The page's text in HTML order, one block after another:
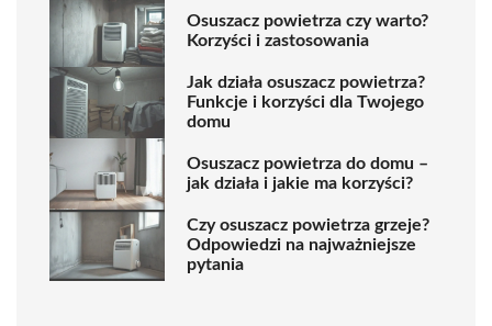
Osuszacz powietrza czy warto?
Korzyści i zastosowania
Jak działa osuszacz powietrza?
Funkcje i korzyści dla Twojego
domu
Osuszacz powietrza do domu –
jak działa i jakie ma korzyści?
Czy osuszacz powietrza grzeje?
Odpowiedzi na najważniejsze
pytania